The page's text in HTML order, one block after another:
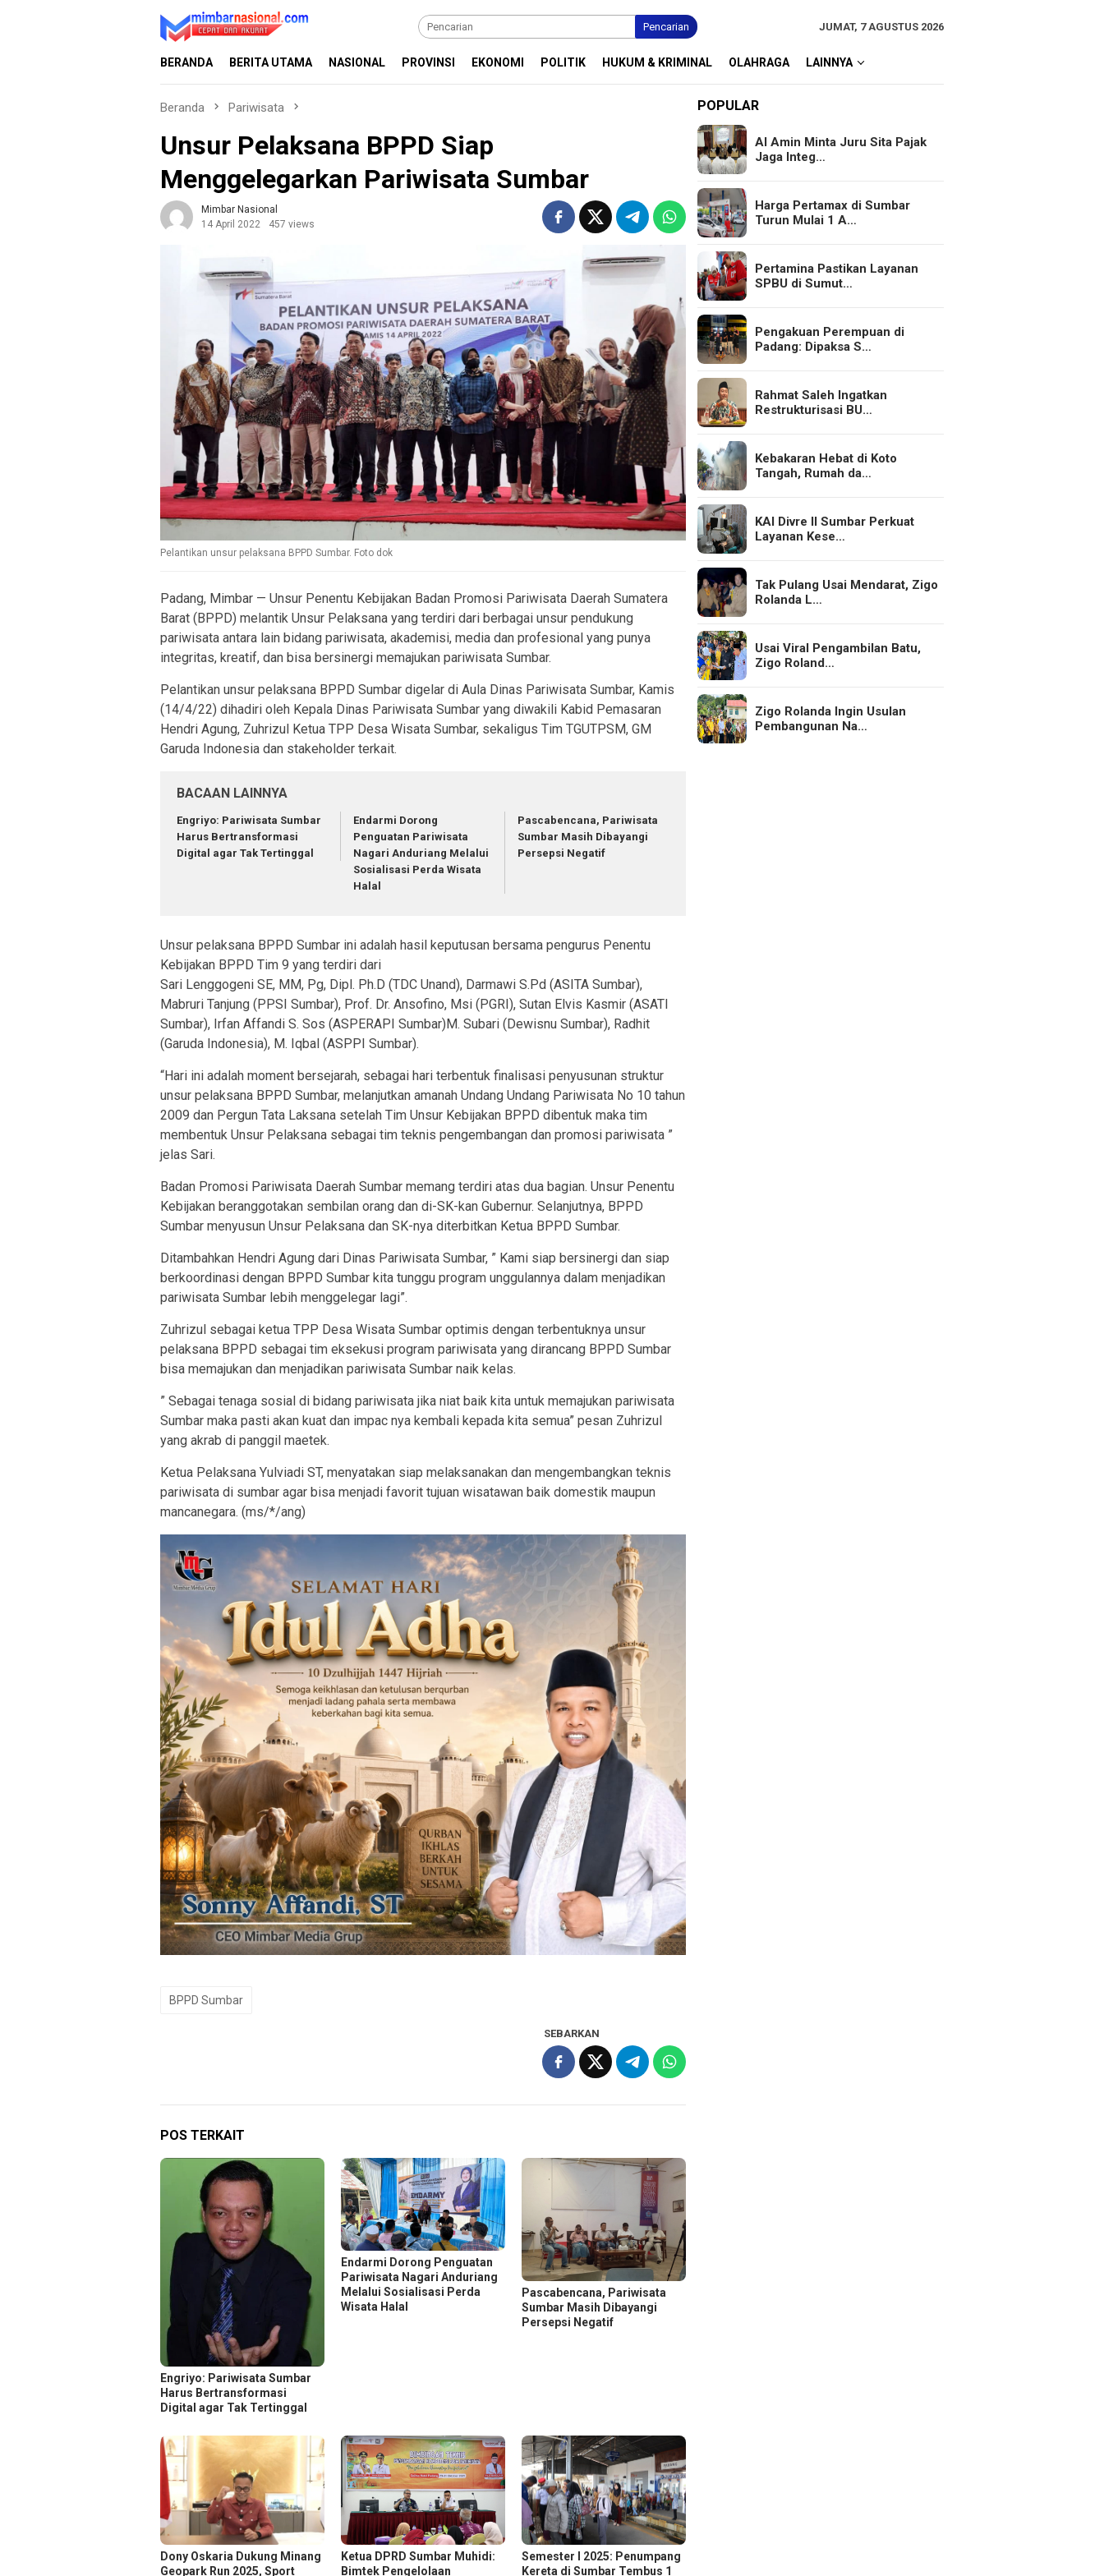
Pencarian JUMAT, 7 AGUSTUS 2026
BERANDA BERITA UTAMA NASIONAL PROVINSI EKONOMI POLITIK HUKUM & KRIMINAL OLAHRAGA LAINNYA
Beranda Pariwisata
Unsur Pelaksana BPPD Siap
Menggelegarkan Pariwisata Sumbar
Mimbar Nasional
14 April 2022
457 views
Pelantikan unsur pelaksana BPPD Sumbar. Foto dok
Padang, Mimbar — Unsur Penentu Kebijakan Badan Promosi Pariwisata Daerah Sumatera
Barat (BPPD) melantik Unsur Pelaksana yang terdiri dari berbagai unsur pendukung
pariwisata antara lain bidang pariwisata, akademisi, media dan profesional yang punya
integritas, kreatif, dan bisa bersinergi memajukan pariwisata Sumbar.
Pelantikan unsur pelaksana BPPD Sumbar digelar di Aula Dinas Pariwisata Sumbar, Kamis
(14/4/22) dihadiri oleh Kepala Dinas Pariwisata Sumbar yang diwakili Kabid Pemasaran
Hendri Agung, Zuhrizul Ketua TPP Desa Wisata Sumbar, sekaligus Tim TGUTPSM, GM
Garuda Indonesia dan stakeholder terkait.
BACAAN LAINNYA
Engriyo: Pariwisata Sumbar
Harus Bertransformasi
Digital agar Tak Tertinggal
Endarmi Dorong
Penguatan Pariwisata
Nagari Anduriang Melalui
Sosialisasi Perda Wisata
Halal
Pascabencana, Pariwisata
Sumbar Masih Dibayangi
Persepsi Negatif
Unsur pelaksana BPPD Sumbar ini adalah hasil keputusan bersama pengurus Penentu
Kebijakan BPPD Tim 9 yang terdiri dari
Sari Lenggogeni SE, MM, Pg, Dipl. Ph.D (TDC Unand), Darmawi S.Pd (ASITA Sumbar),
Mabruri Tanjung (PPSI Sumbar), Prof. Dr. Ansofino, Msi (PGRI), Sutan Elvis Kasmir (ASATI
Sumbar), Irfan Affandi S. Sos (ASPERAPI Sumbar)M. Subari (Dewisnu Sumbar), Radhit
(Garuda Indonesia), M. Iqbal (ASPPI Sumbar).
“Hari ini adalah moment bersejarah, sebagai hari terbentuk finalisasi penyusunan struktur
unsur pelaksana BPPD Sumbar, melanjutkan amanah Undang Undang Pariwisata No 10 tahun
2009 dan Pergun Tata Laksana setelah Tim Unsur Kebijakan BPPD dibentuk maka tim
membentuk Unsur Pelaksana sebagai tim teknis pengembangan dan promosi pariwisata ”
jelas Sari.
Badan Promosi Pariwisata Daerah Sumbar memang terdiri atas dua bagian. Unsur Penentu
Kebijakan beranggotakan sembilan orang dan di-SK-kan Gubernur. Selanjutnya, BPPD
Sumbar menyusun Unsur Pelaksana dan SK-nya diterbitkan Ketua BPPD Sumbar.
Ditambahkan Hendri Agung dari Dinas Pariwisata Sumbar, ” Kami siap bersinergi dan siap
berkoordinasi dengan BPPD Sumbar kita tunggu program unggulannya dalam menjadikan
pariwisata Sumbar lebih menggelegar lagi”.
Zuhrizul sebagai ketua TPP Desa Wisata Sumbar optimis dengan terbentuknya unsur
pelaksana BPPD sebagai tim eksekusi program pariwisata yang dirancang BPPD Sumbar
bisa memajukan dan menjadikan pariwisata Sumbar naik kelas.
” Sebagai tenaga sosial di bidang pariwisata jika niat baik kita untuk memajukan pariwisata
Sumbar maka pasti akan kuat dan impac nya kembali kepada kita semua” pesan Zuhrizul
yang akrab di panggil maetek.
Ketua Pelaksana Yulviadi ST, menyatakan siap melaksanakan dan mengembangkan teknis
pariwisata di sumbar agar bisa menjadi favorit tujuan wisatawan baik domestik maupun
mancanegara. (ms/*/ang)
BPPD Sumbar
SEBARKAN
POS TERKAIT
Engriyo: Pariwisata Sumbar
Harus Bertransformasi
Digital agar Tak Tertinggal
Endarmi Dorong Penguatan
Pariwisata Nagari Anduriang
Melalui Sosialisasi Perda
Wisata Halal
Pascabencana, Pariwisata
Sumbar Masih Dibayangi
Persepsi Negatif
Dony Oskaria Dukung Minang
Geopark Run 2025, Sport
Ketua DPRD Sumbar Muhidi:
Bimtek Pengelolaan
Semester I 2025: Penumpang
Kereta di Sumbar Tembus 1
POPULAR
Al Amin Minta Juru Sita Pajak
Jaga Integ…
Harga Pertamax di Sumbar
Turun Mulai 1 A…
Pertamina Pastikan Layanan
SPBU di Sumut…
Pengakuan Perempuan di
Padang: Dipaksa S…
Rahmat Saleh Ingatkan
Restrukturisasi BU…
Kebakaran Hebat di Koto
Tangah, Rumah da…
KAI Divre II Sumbar Perkuat
Layanan Kese…
Tak Pulang Usai Mendarat, Zigo
Rolanda L…
Usai Viral Pengambilan Batu,
Zigo Roland…
Zigo Rolanda Ingin Usulan
Pembangunan Na…